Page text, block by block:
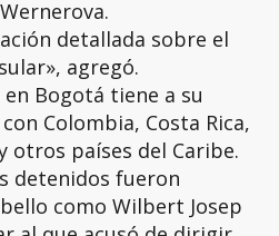
detallada sobre el
agregó.
Bogotá tiene a su
Colombia, Costa Rica,
otros países del Caribe.
detenidos fueron
como Wilbert Josep